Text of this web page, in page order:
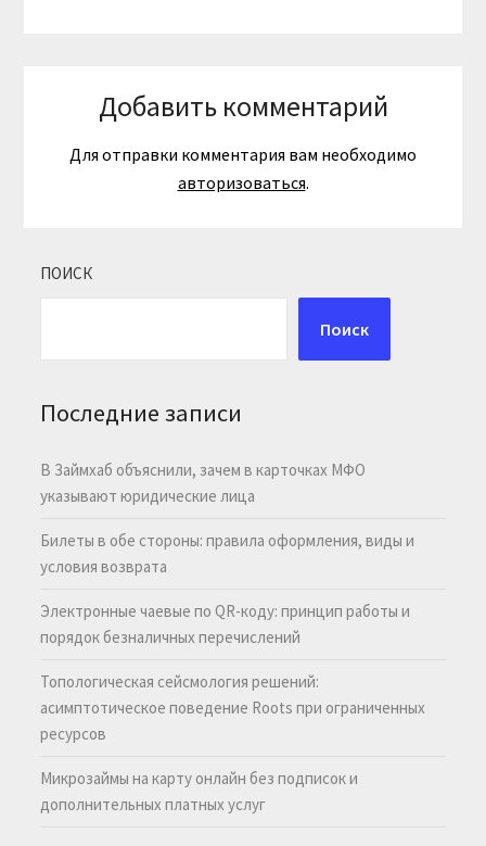
Добавить комментарий
Для отправки комментария вам необходимо
авторизоваться.
ПОИСК
Поиск
Последние записи
В Займхаб объяснили, зачем в карточках МФО
указывают юридические лица
Билеты в обе стороны: правила оформления, виды и
условия возврата
Электронные чаевые по QR-коду: принцип работы и
порядок безналичных перечислений
Топологическая сейсмология решений:
асимптотическое поведение Roots при ограниченных
ресурсов
Микрозаймы на карту онлайн без подписок и
дополнительных платных услуг